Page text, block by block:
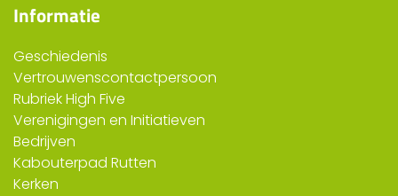
Informatie
Geschiedenis
Vertrouwenscontactpersoon
Rubriek High Five
Verenigingen en Initiatieven
Bedrijven
Kabouterpad Rutten
Kerken